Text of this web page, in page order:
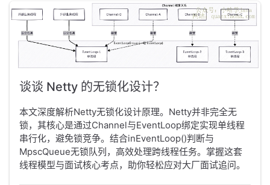
谈谈 Netty 的无锁化设计？
本文深度解析Netty无锁化设计原理。Netty并非完全无
锁，其核心是通过Channel与EventLoop绑定实现单线程
串行化，避免锁竞争。结合inEventLoop()判断与
MpscQueue无锁队列，高效处理跨线程任务。掌握这套
线程模型与面试核心考点，助你轻松应对大厂面试追问。